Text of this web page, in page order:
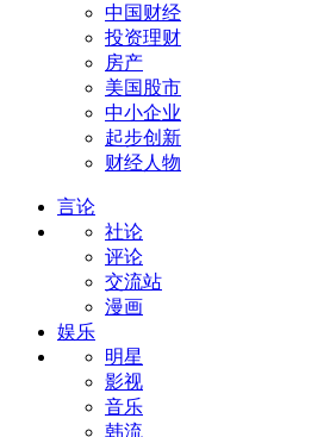
中国财经
投资理财
房产
美国股市
中小企业
起步创新
财经人物
言论
社论
评论
交流站
漫画
娱乐
明星
影视
音乐
韩流